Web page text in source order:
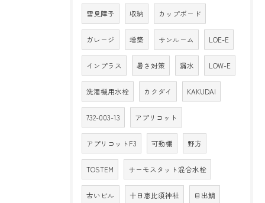
雪見障子 収納 カップボード
ガレージ 増築 サンルーム LOE-E
インプラス 暑さ対策 漏水 LOW-E
洗濯機用水栓 カクダイ KAKUDAI
732-003-13 アプリコット
アプリコットF3 可動棚 野方
TOSTEM サーモスタット混合水栓
古いビル 十日恵比須神社 目出鯛